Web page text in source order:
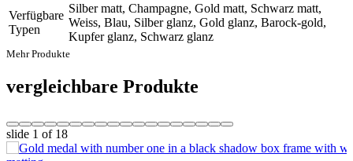
Verfügbare
Typen
Silber matt, Champagne, Gold matt, Schwarz matt,
Weiss, Blau, Silber glanz, Gold glanz, Barock-gold,
Kupfer glanz, Schwarz glanz
Mehr Produkte
vergleichbare Produkte
slide 1 of 18